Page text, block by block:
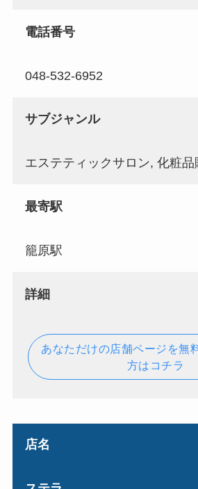
電話番号
048-532-6952
サブジャンル
エステティックサロン, 化粧品
最寄駅
籠原駅
詳細
あなただけの店舗ページを無
方はコチラ
店名